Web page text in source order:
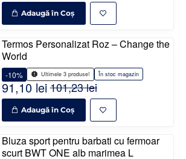
Adaugă în Coş
Termos Personalizat Roz – Change the
World
Ultimele 3 produse! În stoc magazin
-10%
91,10 lei101,23 lei
Adaugă în Coş
Bluza sport pentru barbati cu fermoar
scurt BWT ONE alb marimea L